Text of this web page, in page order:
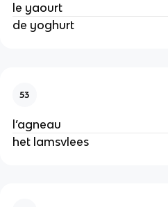
le yaourt
de yoghurt
53
l’agneau
het lamsvlees